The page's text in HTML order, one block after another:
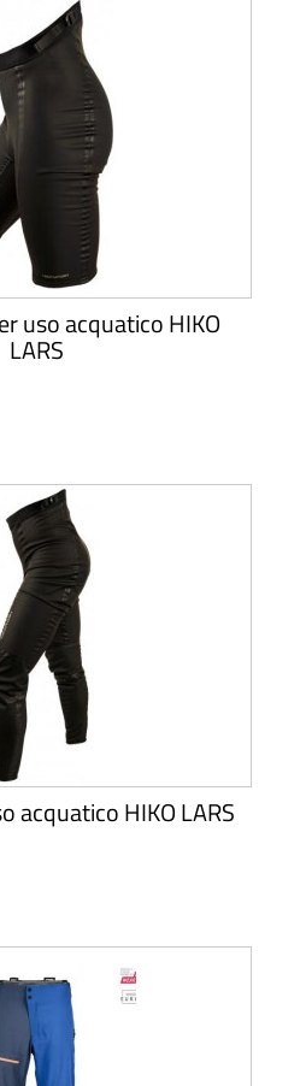
uso acquatico HIKO
LARS
acquatico HIKO LARS